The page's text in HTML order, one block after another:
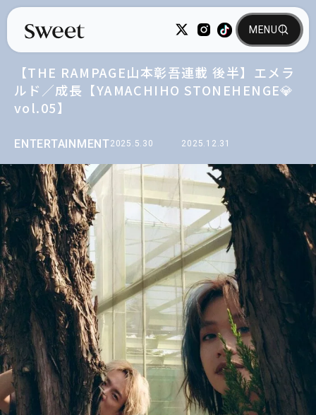
ENTERTAINMENT2025.5.30 2025.12.31
【THE RAMPAGE山本彰吾連載 後半】エメラ
ルド／成長【YAMACHIHO STONEHENGE💎
vol.05】